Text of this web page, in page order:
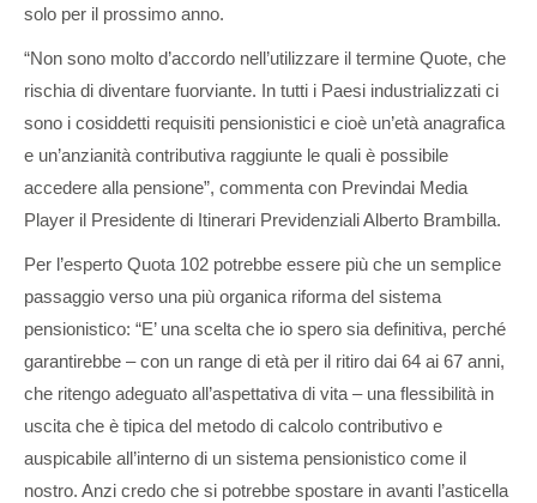
solo per il prossimo anno.
“Non sono molto d’accordo nell’utilizzare il termine Quote, che
rischia di diventare fuorviante. In tutti i Paesi industrializzati ci
sono i cosiddetti requisiti pensionistici e cioè un’età anagrafica
e un’anzianità contributiva raggiunte le quali è possibile
accedere alla pensione”, commenta con Previndai Media
Player il Presidente di Itinerari Previdenziali Alberto Brambilla.
Per l’esperto Quota 102 potrebbe essere più che un semplice
passaggio verso una più organica riforma del sistema
pensionistico: “E’ una scelta che io spero sia definitiva, perché
garantirebbe – con un range di età per il ritiro dai 64 ai 67 anni,
che ritengo adeguato all’aspettativa di vita – una flessibilità in
uscita che è tipica del metodo di calcolo contributivo e
auspicabile all’interno di un sistema pensionistico come il
nostro. Anzi credo che si potrebbe spostare in avanti l’asticella